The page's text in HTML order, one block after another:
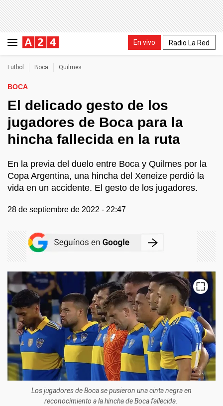
En vivo Radio La Red
Futbol Boca Quilmes
BOCA
El delicado gesto de los
jugadores de Boca para la
hincha fallecida en la ruta
En la previa del duelo entre Boca y Quilmes por la
Copa Argentina, una hincha del Xeneize perdió la
vida en un accidente. El gesto de los jugadores.
28 de septiembre de 2022 - 22:47
Los jugadores de Boca se pusieron una cinta negra en
reconocimiento a la hincha de Boca fallecida.